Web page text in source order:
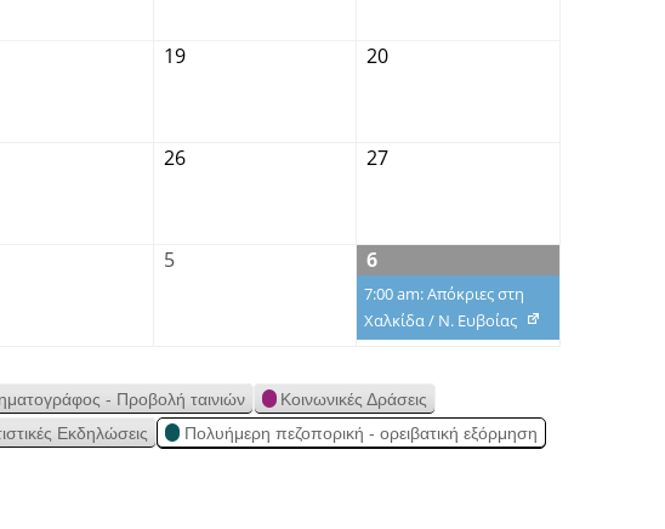
19 20
26 27
5 6
7:00 am: Απόκριες στη
Χαλκίδα / Ν. Ευβοίας
- Προβολή ταινιών
Κοινωνικές Δράσεις
Εκδηλώσεις
Πολυήμερη πεζοπορική - ορειβατική εξόρμηση